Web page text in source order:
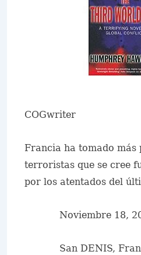
COGwriter
Francia ha tomado más
terroristas que se cree
por los atentados del
Noviembre 18,
San DENIS,